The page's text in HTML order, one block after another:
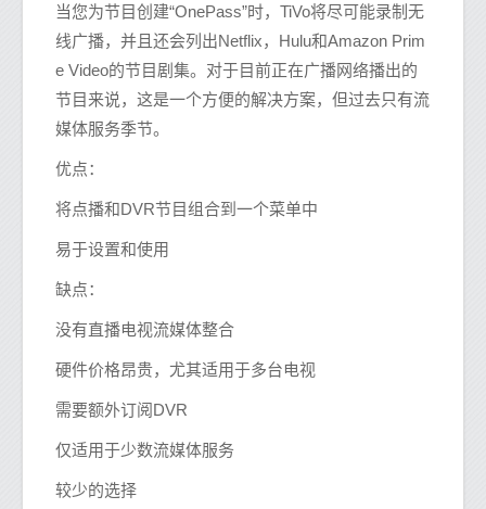
当您为节目创建“OnePass”时，TiVo将尽可能录制无
线广播，并且还会列出Netflix，Hulu和Amazon Prim
e Video的节目剧集。对于目前正在广播网络播出的
节目来说，这是一个方便的解决方案，但过去只有流
媒体服务季节。
优点：
将点播和DVR节目组合到一个菜单中
易于设置和使用
缺点：
没有直播电视流媒体整合
硬件价格昂贵，尤其适用于多台电视
需要额外订阅DVR
仅适用于少数流媒体服务
较少的选择